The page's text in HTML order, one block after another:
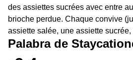
des assiettes sucrées avec entre
brioche perdue. Chaque convive
assiette salée, une assiette
une boisson froide.
Palabra de